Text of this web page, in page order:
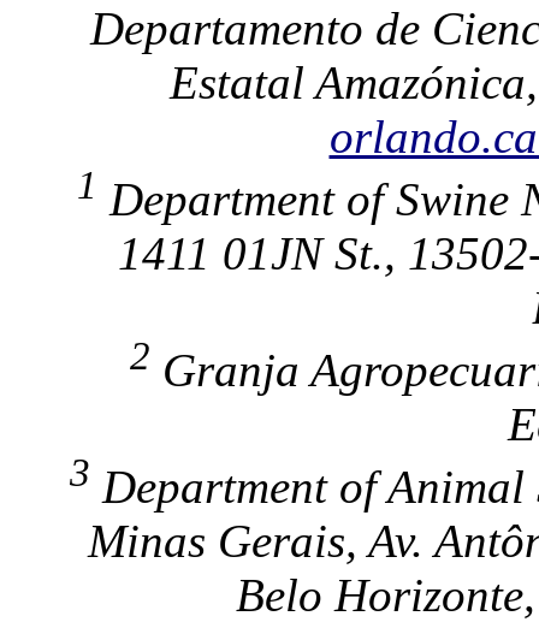
Departamento de
Estatal
1 Department of
1411 01JN St.,
2 Granja
3 Department of
Minas Gerais, Av.
Belo